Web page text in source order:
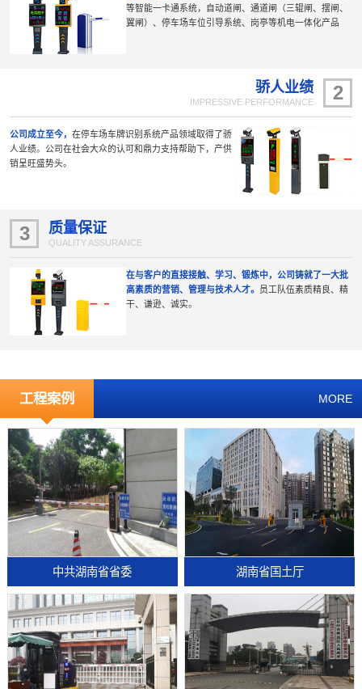
等智能一卡通系统，自动道闸、通道闸（三辊闸、摆闸、
翼闸）、停车场车位引导系统、岗亭等机电一体化产品
2
骄人业绩
IMPRESSIVE PERFORMANCE
公司成立至今， 在停车场车牌识别系统产品领域取得了骄
人业绩。公司在社会大众的认可和鼎力支持帮助下，产供
销呈旺盛势头。
3 质量保证
QUALITY ASSURANCE
在与客户的直接接触、学习、锻炼中，公司铸就了一大批
高素质的营销、管理与技术人才。 员工队伍素质精良、精
干、谦逊、诚实。
工程案例 MORE
中共湖南省省委 湖南省国土厅